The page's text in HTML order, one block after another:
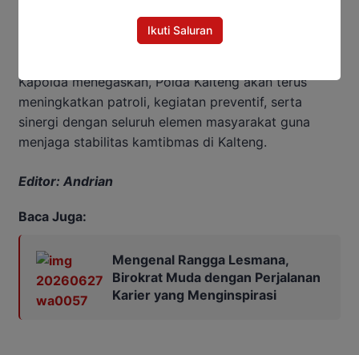
Kapolda menegaskan, Polda Kalteng akan terus
meningkatkan patroli, kegiatan preventif, serta
sinergi dengan seluruh elemen masyarakat guna
menjaga stabilitas kamtibmas di Kalteng.
Editor: Andrian
Baca Juga:
Mengenal Rangga Lesmana,
Birokrat Muda dengan Perjalanan
Karier yang Menginspirasi
Ikuti Saluran